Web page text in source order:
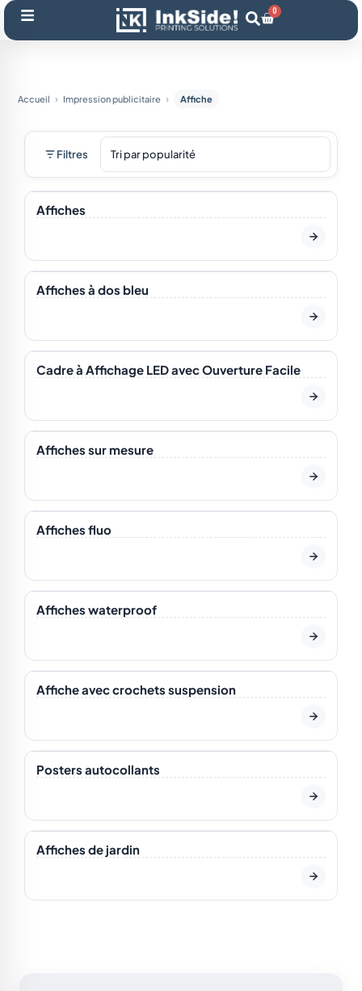
Aller
au
contenu
0
Panier
Accueil Impression publicitaire Affiche
Filtres
NOTRE CHOIX
En stock
Affiches
Affiches à dos bleu
NOUVEAU
Cadre à Affichage LED avec Ouverture Facile
Affiches sur mesure
Affiches fluo
Affiches waterproof
Affiche avec crochets suspension
Posters autocollants
Affiches de jardin